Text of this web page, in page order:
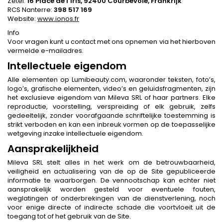
RCS Nanterre: 398 517 169
Website: www.ionos.fr
Info
Voor vragen kunt u contact met ons opnemen via het hierboven
vermelde e-mailadres.
Intellectuele eigendom
Alle elementen op Lumibeauty.com, waaronder teksten, foto’s,
logo’s, grafische elementen, video’s en geluidsfragmenten, zijn
het exclusieve eigendom van Mileva SRL of haar partners. Elke
reproductie, voorstelling, verspreiding of elk gebruik, zelfs
gedeeltelijk, zonder voorafgaande schriftelijke toestemming is
strikt verboden en kan een inbreuk vormen op de toepasselijke
wetgeving inzake intellectuele eigendom.
Aansprakelijkheid
Mileva SRL stelt alles in het werk om de betrouwbaarheid,
veiligheid en actualisering van de op de Site gepubliceerde
informatie te waarborgen. De vennootschap kan echter niet
aansprakelijk worden gesteld voor eventuele fouten,
weglatingen of onderbrekingen van de dienstverlening, noch
voor enige directe of indirecte schade die voortvloeit uit de
toegang tot of het gebruik van de Site.